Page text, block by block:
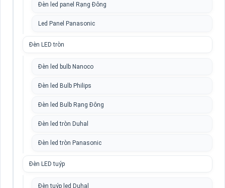
Đèn led panel Rạng Đông
Led Panel Panasonic
Đèn LED tròn
Đèn led bulb Nanoco
Đèn led Bulb Philips
Đèn led Bulb Rạng Đông
Đèn led tròn Duhal
Đèn led tròn Panasonic
Đèn LED tuýp
Đèn tuýp led Duhal